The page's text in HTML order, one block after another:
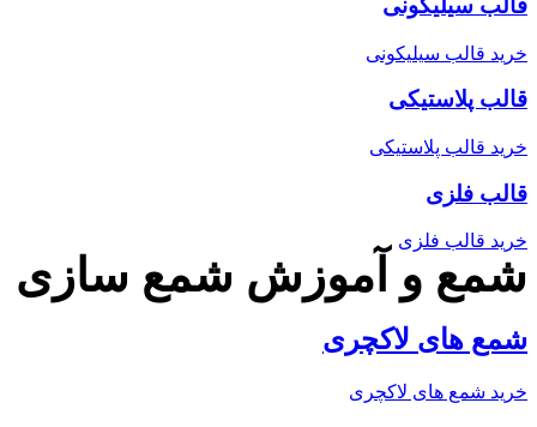
قالب سیلیکونی
خرید قالب سیلیکونی
قالب پلاستیکی
خرید قالب پلاستیکی
قالب فلزی
خرید قالب فلزی
شمع و آموزش شمع سازی
شمع های لاکچری
خرید شمع های لاکچری